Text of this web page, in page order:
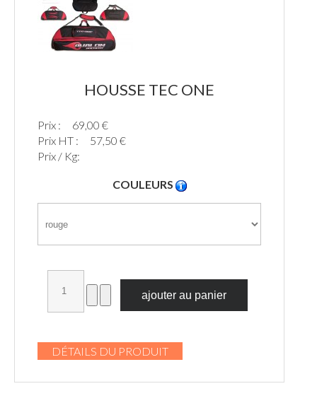
HOUSSE TEC ONE
Prix :
69,00 €
Prix HT :
57,50 €
Prix / Kg:
COULEURS
DÉTAILS DU PRODUIT